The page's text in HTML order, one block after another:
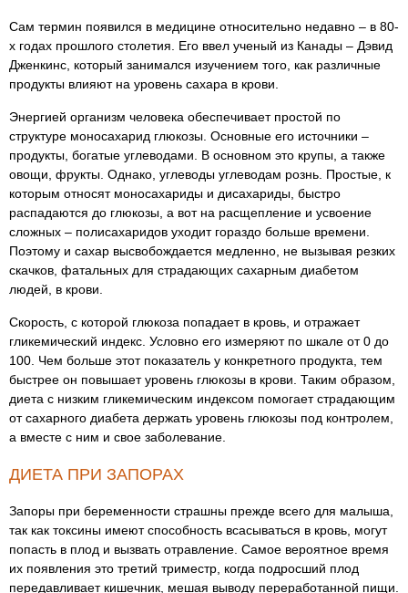
Сам термин появился в медицине относительно недавно – в 80-
х годах прошлого столетия. Его ввел ученый из Канады – Дэвид
Дженкинс, который занимался изучением того, как различные
продукты влияют на уровень сахара в крови.
Энергией организм человека обеспечивает простой по
структуре моносахарид глюкозы. Основные его источники –
продукты, богатые углеводами. В основном это крупы, а также
овощи, фрукты. Однако, углеводы углеводам рознь. Простые, к
которым относят моносахариды и дисахариды, быстро
распадаются до глюкозы, а вот на расщепление и усвоение
сложных – полисахаридов уходит гораздо больше времени.
Поэтому и сахар высвобождается медленно, не вызывая резких
скачков, фатальных для страдающих сахарным диабетом
людей, в крови.
Скорость, с которой глюкоза попадает в кровь, и отражает
гликемический индекс. Условно его измеряют по шкале от 0 до
100. Чем больше этот показатель у конкретного продукта, тем
быстрее он повышает уровень глюкозы в крови. Таким образом,
диета с низким гликемическим индексом помогает страдающим
от сахарного диабета держать уровень глюкозы под контролем,
а вместе с ним и свое заболевание.
ДИЕТА ПРИ ЗАПОРАХ
Запоры при беременности страшны прежде всего для малыша,
так как токсины имеют способность всасываться в кровь, могут
попасть в плод и вызвать отравление. Самое вероятное время
их появления это третий триместр, когда подросший плод
передавливает кишечник, мешая выводу переработанной пищи.